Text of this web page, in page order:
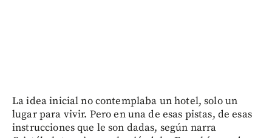
La idea inicial no contemplaba un hotel, solo un
lugar para vivir. Pero en una de esas pistas, de esas
instrucciones que le son dadas, según narra